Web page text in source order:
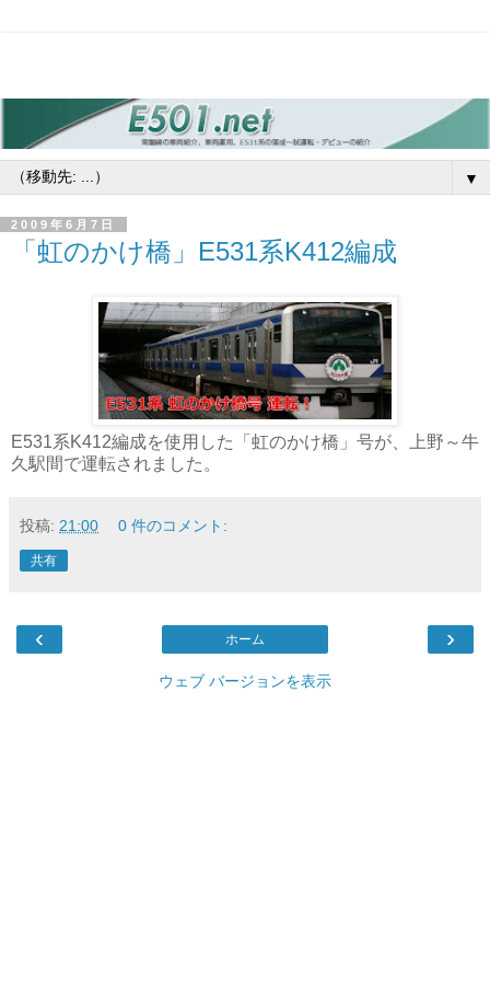
▼
2009年6月7日
「虹のかけ橋」E531系K412編成
E531系K412編成を使用した「虹のかけ橋」号が、上野～牛
久駅間で運転されました。
投稿: 21:00 0 件のコメント:
共有
‹ ›
ホーム
ウェブ バージョンを表示